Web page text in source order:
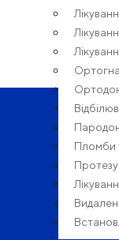
Пломби